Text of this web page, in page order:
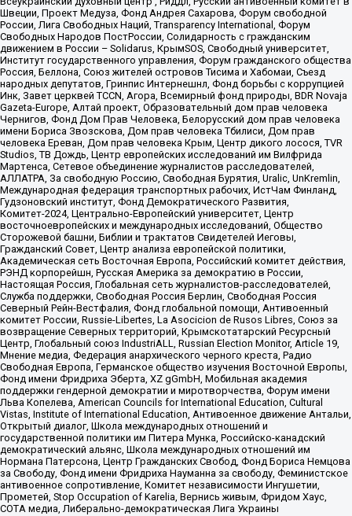
Швеции, Проект Медуза, Фонд Андрея Сахарова, Форум свободной
России, Лига Свободных Наций, Transparеncy International, Форум
Свободных Народов ПостРоссии, Солидарность с гражданским
движением в России – Solidarus, КрымSOS, Свободный университет,
Институт государственного управления, Форум гражданского общества
Россия, Беллона, Союз жителей островов Тисима и Хабомаи, Съезд
народных депутатов, Гринпис Интернешнл, Фонд борьбы с коррупцией
Инк, Завет церквей TCCN, Агора, Всемирный фонд природы, BDR Novaja
Gazeta-Europe, Алтай проект, Образовательный дом прав человека
Чернигов, Фонд Дом Прав Человека, Белорусский дом прав человека
имени Бориса Звозскова, Дом прав человека Тбилиси, Дом прав
человека Ереван, Дом прав человека Крым, Центр дикого лосося, TVR
Studios, ТВ Дождь, Центр европейских исследований им Вилфрида
Мартенса, Сетевое объединение журналистов расследователей,
АЛЛАТРА, За свободную Россию, Свободная Бурятия, Uralic, UnKremlin,
Международная федерация транспортных рабочих, ИстЧам Финланд,
Гудзоновский институт, Фонд Демократического Развития,
Комитет-2024, Центрально-Европейский университет, Центр
восточноевропейских и международных исследований, Общество
Сторожевой башни, Библии и трактатов Свидетелей Иеговы,
Гражданский Совет, Центр анализа европейской политики,
Академическая сеть Восточная Европа, Российский комитет действия,
РЭНД корпорейшн, Русская Америка за демократию в России,
Настоящая Россия, Глобальная сеть журналистов-расследователей,
Служба поддержки, Свободная Россия Берлин, Свободная Россия
Северный Рейн-Вестфалия, Фонд глобальной помощи, Антивоенный
комитет России, Russie-Libertes, La Asocicion de Rusos Libres, Союз за
возвращение Северных территорий, Крымскотатарский Ресурсный
Центр, Глобальный союз IndustriALL, Russian Election Monitor, Article 19,
Мнение медиа, Федерация анархического черного креста, Радио
Свободная Европа, Германское общество изучения Восточной Европы,
Фонд имени Фридриха Эберта, XZ gGmbH, Мобильная академия
поддержки гендерной демократии и миротворчества, Форум имени
Льва Копелева, American Councils for International Education, Cultural
Vistas, Institute of International Education, Антивоенное движение Антальи,
Открытый диалог, Школа международных отношений и
государственной политики им Питера Мунка, Российско-канадский
демократический альянс, Школа международных отношений им
Нормана Патерсона, Центр Гражданских Свобод, Фонд Бориса Немцова
за Свободу, Фонд имени Фридриха Науманна за свободу, Феминистское
антивоенное сопротивление, Комитет независимости Ингушетии,
Прометей, Stop Occupation of Karelia, Вернись живым, Фридом Хаус,
СОТА медиа, Либерально-демократическая Лига Украины